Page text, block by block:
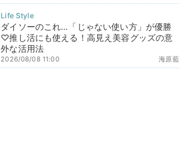
ダイソーのこれ…「じゃない使い方」が優勝
♡推し活にも使える！高見え美容グッズの意
外な活用法
海原藍
2026/08/08 11:00